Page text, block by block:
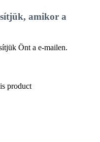
amikor a
Önt a e-mailen.
product